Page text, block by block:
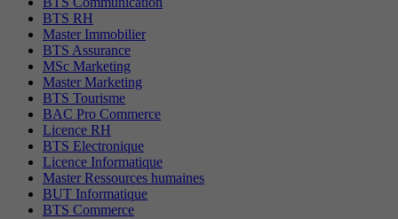
BTS RH
Master Immobilier
BTS Assurance
MSc Marketing
Master Marketing
BTS Tourisme
BAC Pro Commerce
Licence RH
BTS Electronique
Licence Informatique
Master Ressources humaines
BUT Informatique
BTS Commerce